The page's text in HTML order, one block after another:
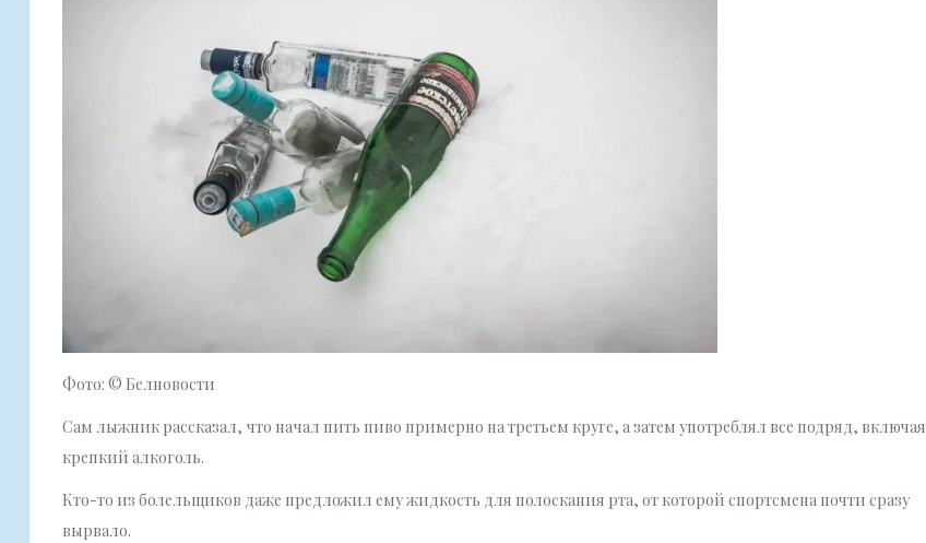
Фото: © Белновости
Сам лыжник рассказал, что начал пить пиво примерно на третьем круге, а затем употреблял все подряд, включая
крепкий алкоголь.
Кто-то из болельщиков даже предложил ему жидкость для полоскания рта, от которой спортсмена почти сразу
вырвало.